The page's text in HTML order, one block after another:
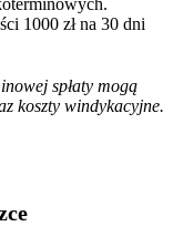
1000 zł na 30 dni
spłaty mogą
koszty windykacyjne.